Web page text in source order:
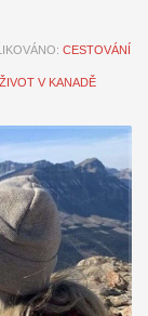
CESTOVÁNÍ
ŽIVOT V KANADĚ